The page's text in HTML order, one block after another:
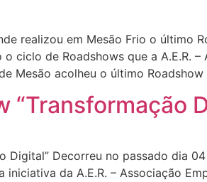
realizou em Mesão Frio o
ciclo de Roadshows que a A.E.R.
Mesão acolheu o último
“Transformação
Digital” Decorreu no passado dia
iniciativa da A.E.R. – Associação